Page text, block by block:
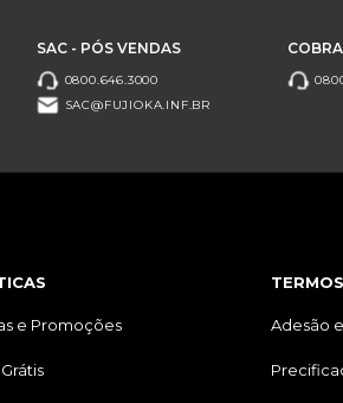
SAC - PÓS VENDAS
0800.646.3000
SAC@FUJIOKA.INF.BR
e Promoções Adesão